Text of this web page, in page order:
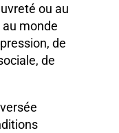
ou au
monde
de
de